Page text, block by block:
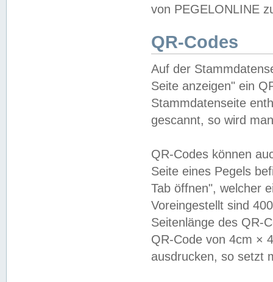
von PEGELONLINE
QR-Codes
Auf der
Seite anzeigen" ein
Stammdatenseite
gescannt, so wird
QR-Codes können
Seite eines Pegels
Tab öffnen", welcher
Voreingestellt sind
Seitenlänge des QR-
QR-Code von 4cm ×
ausdrucken, so setzt